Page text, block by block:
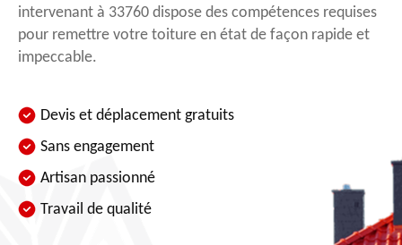
intervenant à 33760 dispose des compétences requises
pour remettre votre toiture en état de façon rapide et
impeccable.
Devis et déplacement gratuits
Sans engagement
Artisan passionné
Travail de qualité